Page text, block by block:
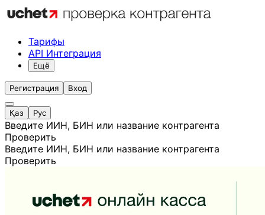
Тарифы
API Интеграция
Ещё
Регистрация Вход
Қаз Рус
Введите ИИН, БИН или название контрагента
Проверить
Введите ИИН, БИН или название контрагента
Проверить